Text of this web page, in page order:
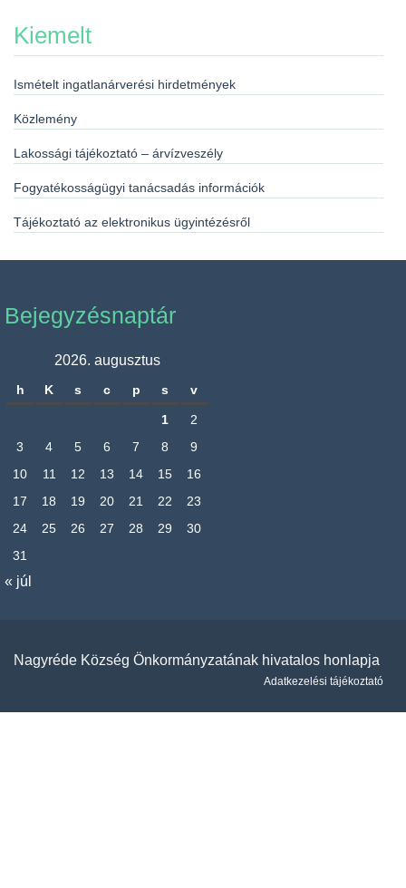
Kiemelt
Ismételt ingatlanárverési hirdetmények
Közlemény
Lakossági tájékoztató – árvízveszély
Fogyatékosságügyi tanácsadás információk
Tájékoztató az elektronikus ügyintézésről
Bejegyzésnaptár
2026. augusztus
h K s c p s v
1
2
3
4 5 6 7 8
9
10
11 12 13 14 15
16
17
18 19 20 21 22
23
24
25 26 27 28 29
30
31
« júl
Nagyréde Község Önkormányzatának hivatalos honlapja
Adatkezelési tájékoztató